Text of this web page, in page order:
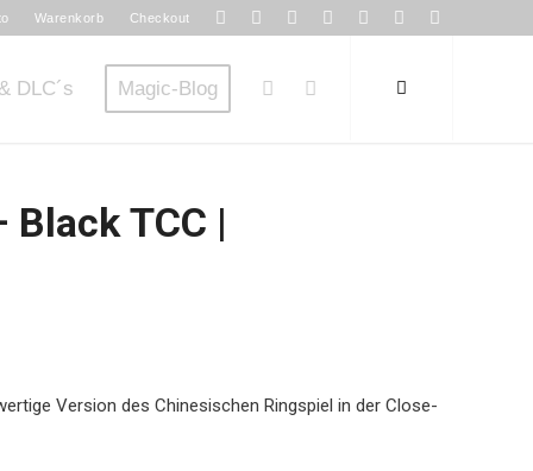
Warenkorb Checkout
DLC´s Magic-Blog
TCC |
Version des Chinesischen Ringspiel in der Close-